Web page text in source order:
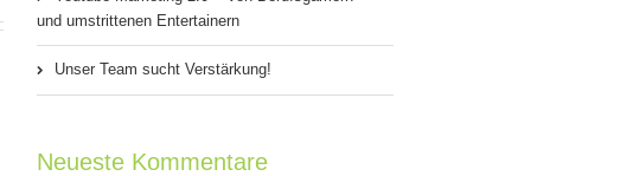
und umstrittenen Entertainern
Unser Team sucht Verstärkung!
Neueste Kommentare